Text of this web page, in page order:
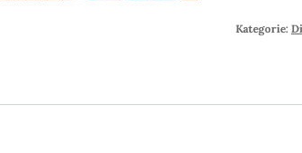
Menge
Kategorie: